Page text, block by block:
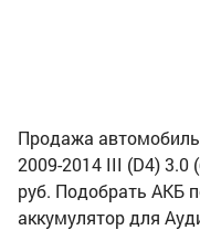
Продажа
2009-2014 III (D4) 3.0
руб. Подобрать АКБ
аккумулятор для